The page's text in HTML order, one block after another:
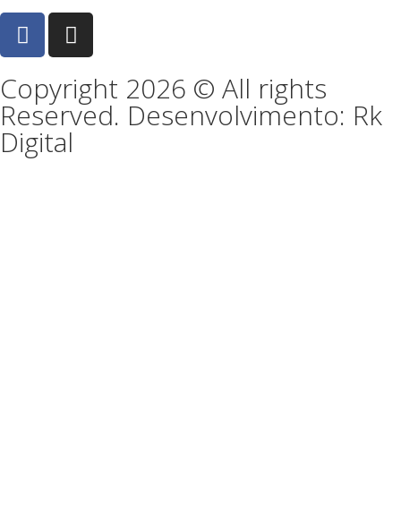
Copyright 2026 © All rights
Reserved. Desenvolvimento: Rk
Digital